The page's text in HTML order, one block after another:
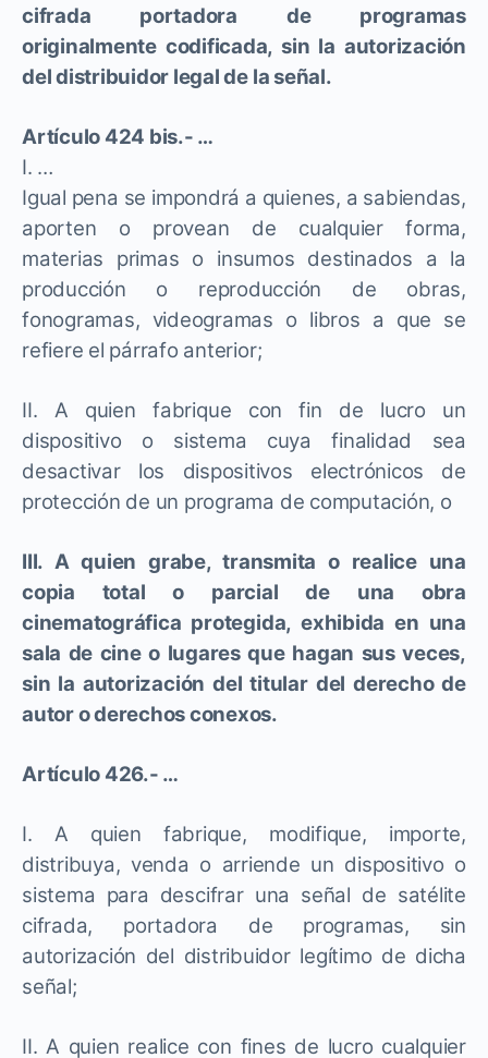
cifrada portadora de programas
originalmente codificada, sin la autorización
del distribuidor legal de la señal.
Artículo 424 bis.- …
I. …
Igual pena se impondrá a quienes, a sabiendas,
aporten o provean de cualquier forma,
materias primas o insumos destinados a la
producción o reproducción de obras,
fonogramas, videogramas o libros a que se
refiere el párrafo anterior;
II. A quien fabrique con fin de lucro un
dispositivo o sistema cuya finalidad sea
desactivar los dispositivos electrónicos de
protección de un programa de computación, o
III. A quien grabe, transmita o realice una
copia total o parcial de una obra
cinematográfica protegida, exhibida en una
sala de cine o lugares que hagan sus veces,
sin la autorización del titular del derecho de
autor o derechos conexos.
Artículo 426.- …
I. A quien fabrique, modifique, importe,
distribuya, venda o arriende un dispositivo o
sistema para descifrar una señal de satélite
cifrada, portadora de programas, sin
autorización del distribuidor legítimo de dicha
señal;
II. A quien realice con fines de lucro cualquier